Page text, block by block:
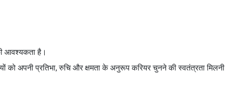
आवश्यकता है।
को अपनी प्रतिभा, रुचि और क्षमता के अनुरूप करियर चुनने की स्वतंत्रता मिलनी